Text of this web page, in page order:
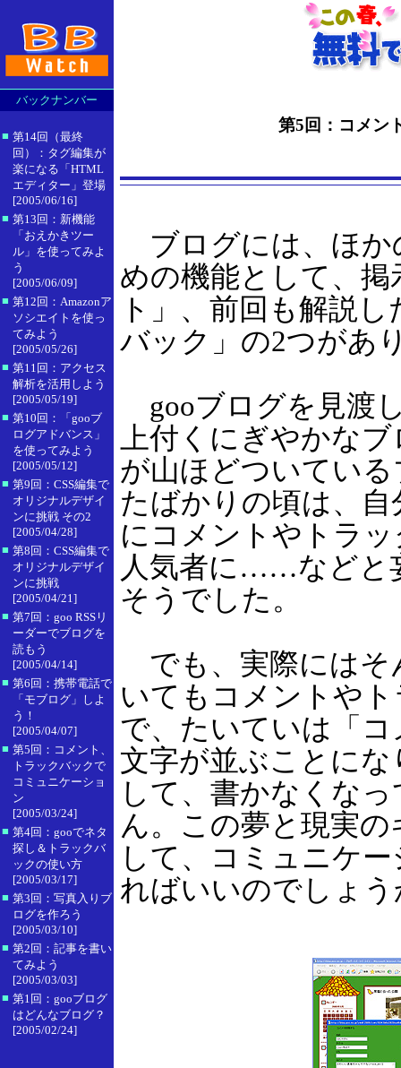
バックナンバー
■ 第14回（最終
回）：タグ編集が
楽になる「HTML
エディター」登場
[2005/06/16]
■ 第13回：新機能
「おえかきツー
ル」を使ってみよ
う
[2005/06/09]
■ 第12回：Amazonア
ソシエイトを使っ
てみよう
[2005/05/26]
■ 第11回：アクセス
解析を活用しよう
[2005/05/19]
■ 第10回：「gooブ
ログアドバンス」
を使ってみよう
[2005/05/12]
■ 第9回：CSS編集で
オリジナルデザイ
ンに挑戦 その2
[2005/04/28]
■ 第8回：CSS編集で
オリジナルデザイ
ンに挑戦
[2005/04/21]
■ 第7回：goo RSSリ
ーダーでブログを
読もう
[2005/04/14]
■ 第6回：携帯電話で
「モブログ」しよ
う！
[2005/04/07]
■ 第5回：コメント、
トラックバックで
コミュニケーショ
ン
[2005/03/24]
■ 第4回：gooでネタ
探し＆トラックバ
ックの使い方
[2005/03/17]
■ 第3回：写真入りブ
ログを作ろう
[2005/03/10]
■ 第2回：記事を書い
てみよう
[2005/03/03]
■ 第1回：gooブログ
はどんなブログ？
[2005/02/24]
第5回：コメン
ブログには、ほか
めの機能として、
ト」、前回も解説
バック」の2つがあ
gooブログを見渡
上付くにぎやかな
が山ほどついてい
たばかりの頃は、
にコメントやトラ
人気者に……などと
そうでした。
でも、実際にはそ
いてもコメントや
で、たいていは「コ
文字が並ぶことに
して、書かなくな
ん。この夢と現実
して、コミュニケ
ればいいのでしょう